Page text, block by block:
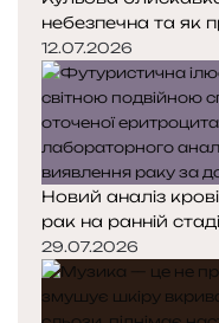
небезпечна та як
12.07.2026
Новий аналіз
рак на ранній
29.07.2026